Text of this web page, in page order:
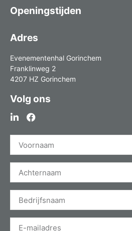
Openingstijden
Adres
Evenementenhal Gorinchem
Franklinweg 2
4207 HZ Gorinchem
Volg ons